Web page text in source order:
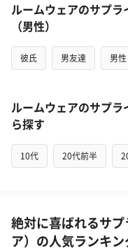
ルームウェアのサプ
（男性）
彼氏 男友達 男性
ルームウェアのサプ
ら探す
10代 20代前半
絶対に喜ばれるサ
ア）の人気ランキ